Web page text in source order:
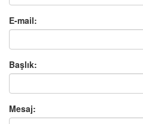
E-mail:
Başlık:
Mesaj: